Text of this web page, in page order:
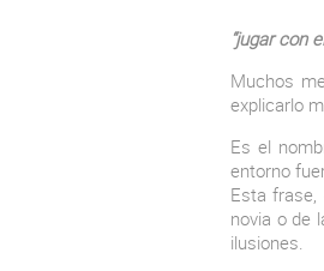
“jugar con
Muchos
explicarlo
Es el
entorno
Esta frase,
novia o de
ilusiones.